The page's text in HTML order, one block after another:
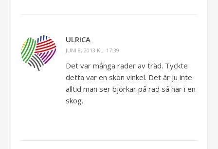
ULRICA
JUNI 8, 2013 KL. 17:39
Det var många rader av träd. Tyckte
detta var en skön vinkel. Det är ju inte
alltid man ser björkar på rad så här i en
skog.